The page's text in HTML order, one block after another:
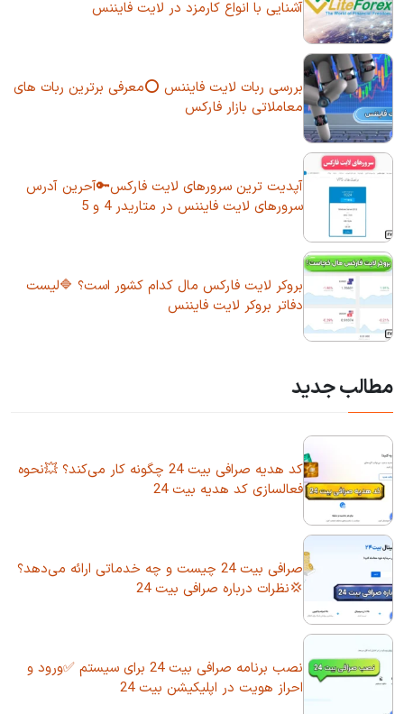
آشنایی با انواع کارمزد در لایت فایننس
بررسی ربات لایت فایننس ⭕معرفی برترین ربات های
معاملاتی بازار فارکس
آپدیت ترین سرورهای لایت فارکس🔑آحرین آدرس
سرورهای لایت فایننس در متاریدر 4 و 5
بروکر لایت فارکس مال کدام کشور است؟ 🔷لیست
دفاتر بروکر لایت فایننس
مطالب جدید
کد هدیه صرافی بیت 24 چگونه کار می‌کند؟ 💥نحوه
فعالسازی کد هدیه بیت 24
صرافی بیت 24 چیست و چه خدماتی ارائه می‌دهد؟
💢نظرات درباره صرافی بیت 24
نصب برنامه صرافی بیت 24 برای سیستم ✅ورود و
احراز هویت در اپلیکیشن بیت 24